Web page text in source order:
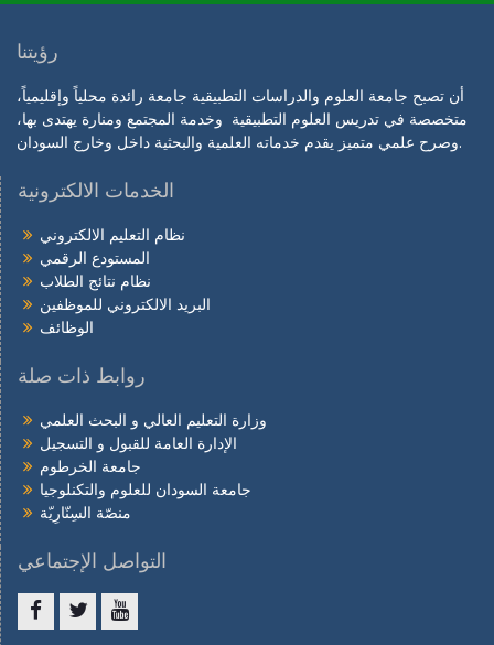
رؤيتنا
أن تصبح جامعة العلوم والدراسات التطبيقية جامعة رائدة محلياً وإقليمياً،
متخصصة في تدريس العلوم التطبيقية وخدمة المجتمع ومنارة يهتدى بها،
وصرح علمي متميز يقدم خدماته العلمية والبحثية داخل وخارج السودان.
الخدمات الالكترونية
نظام التعليم الالكتروني
المستودع الرقمي
نظام نتائج الطلاب
البريد الالكتروني للموظفين
الوظائف
روابط ذات صلة
وزارة التعليم العالي و البحث العلمي
الإدارة العامة للقبول و التسجيل
جامعة الخرطوم
جامعة السودان للعلوم والتكنلوجيا
منصّة السِنّارِيّة
التواصل الإجتماعي